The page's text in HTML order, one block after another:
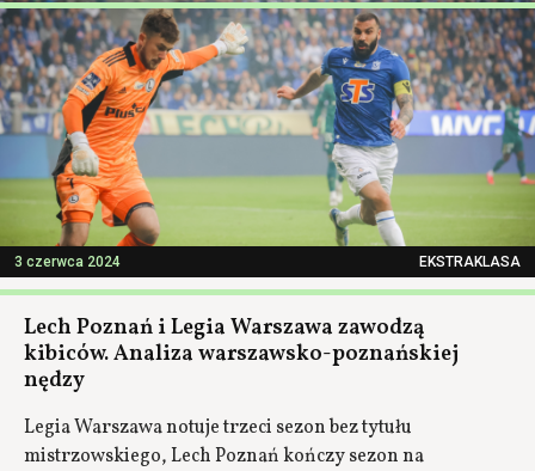
3 czerwca 2024 EKSTRAKLASA
Lech Poznań i Legia Warszawa zawodzą
kibiców. Analiza warszawsko-poznańskiej
nędzy
Legia Warszawa notuje trzeci sezon bez tytułu
mistrzowskiego, Lech Poznań kończy sezon na